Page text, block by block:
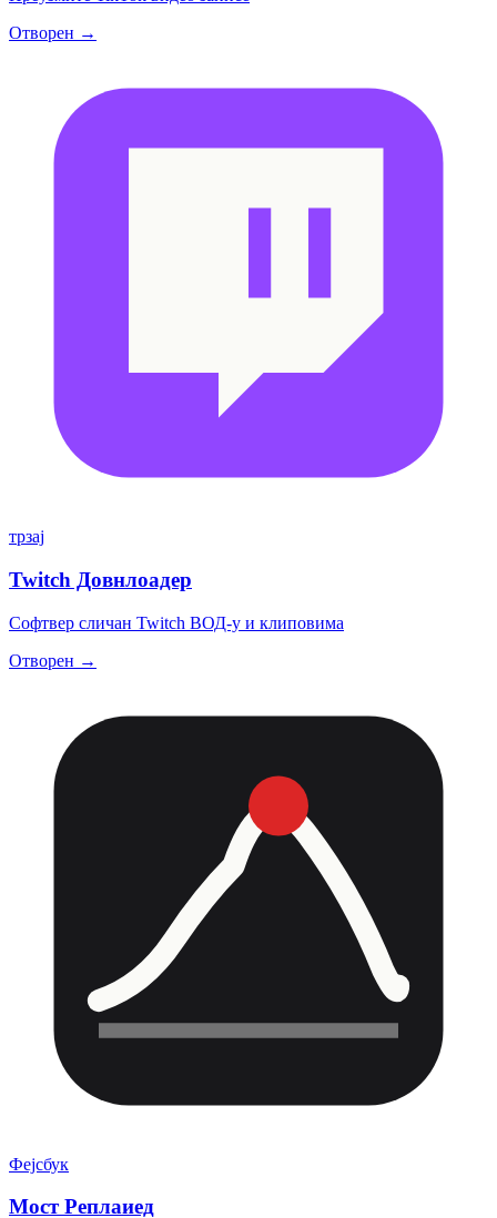
Отворен →
трзај
Twitch Довнлоадер
Софтвер сличан Twitch ВОД-у и клиповима
Отворен →
Фејсбук
Мост Реплаиед